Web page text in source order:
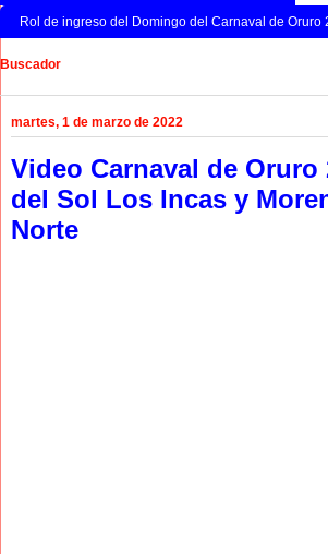
Rol de ingreso del Domingo del Carnaval de Oruro
Buscador
martes, 1 de marzo de 2022
Video Carnaval de Oruro
del Sol Los Incas y
Norte